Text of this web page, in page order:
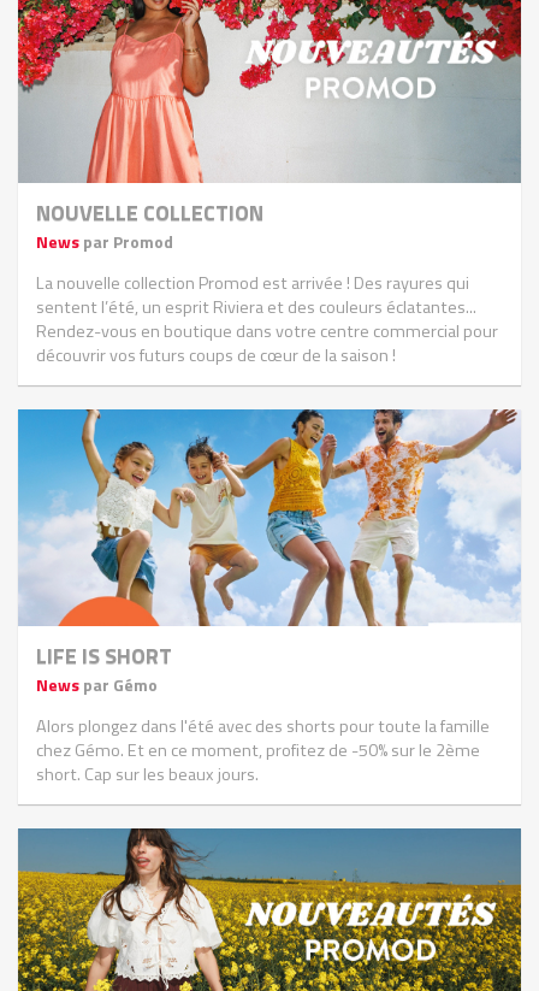
NOUVELLE COLLECTION
Newspar Promod
La nouvelle collection Promod est arrivée ! Des rayures qui
sentent l’été, un esprit Riviera et des couleurs éclatantes...
Rendez-vous en boutique dans votre centre commercial pour
découvrir vos futurs coups de cœur de la saison !
LIFE IS SHORT
Newspar Gémo
Alors plongez dans l'été avec des shorts pour toute la famille
chez Gémo. Et en ce moment, profitez de -50% sur le 2ème
short. Cap sur les beaux jours.